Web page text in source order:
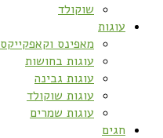
שוקולד
עוגות
מאפינס וקאפקייקס
עוגות בחושות
עוגות גבינה
עוגות שוקולד
עוגות שמרים
חגים